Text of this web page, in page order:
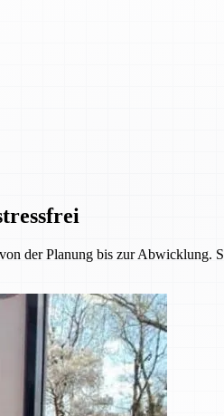
der Planung bis zur Abwicklung.